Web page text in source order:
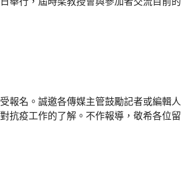
報名。誠邀各傳媒主管鼓勵記者或編輯人
抗疫工作的了解。不作報導，敬希各位留